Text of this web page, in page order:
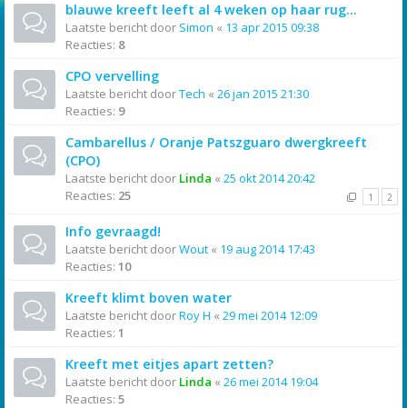
blauwe kreeft leeft al 4 weken op haar rug...
Laatste bericht door Simon « 13 apr 2015 09:38
Reacties: 8
CPO vervelling
Laatste bericht doorTech « 26 jan 2015 21:30
Reacties: 9
Cambarellus / Oranje Patszguaro dwergkreeft
(CPO)
Laatste bericht door Linda « 25 okt 2014 20:42
Reacties: 25 1 2
Info gevraagd!
Laatste bericht doorWout « 19 aug 2014 17:43
Reacties: 10
Kreeft klimt boven water
Laatste bericht doorRoy H « 29 mei 2014 12:09
Reacties: 1
Kreeft met eitjes apart zetten?
Laatste bericht door Linda « 26 mei 2014 19:04
Reacties: 5